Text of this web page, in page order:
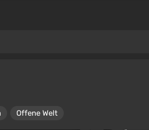
Offene Welt